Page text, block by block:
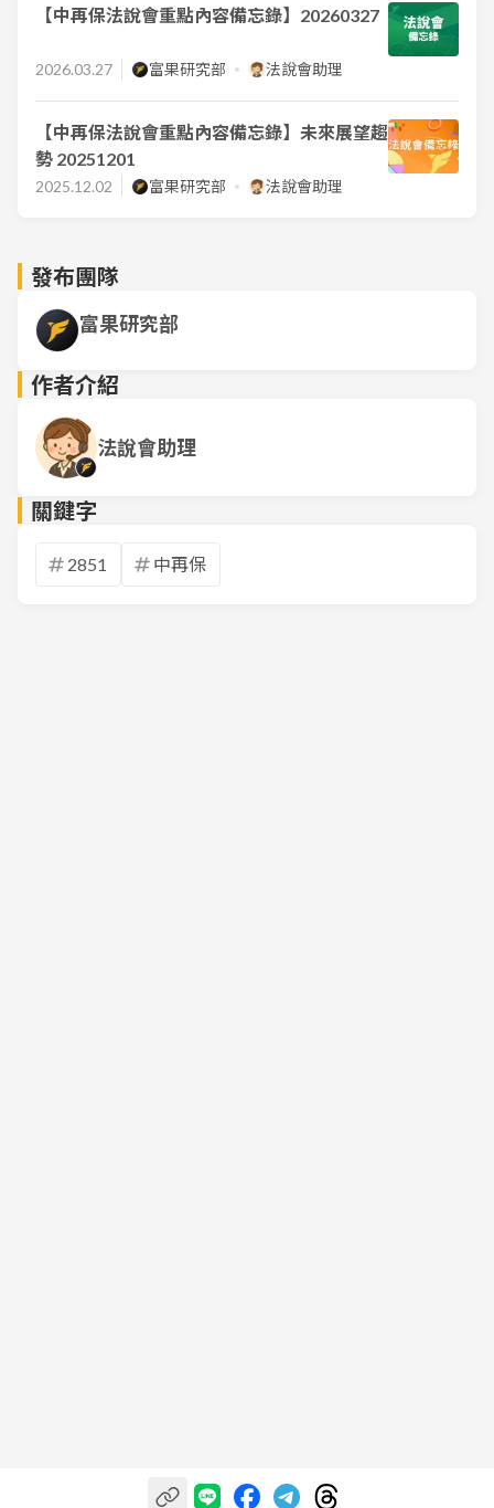
【中再保法說會重點內容備忘錄】20260327
2026.03.27 富果研究部 法說會助理
【中再保法說會重點內容備忘錄】未來展望趨
勢 20251201
2025.12.02 富果研究部 法說會助理
發布團隊
富果研究部
作者介紹
法說會助理
關鍵字
2851 中再保